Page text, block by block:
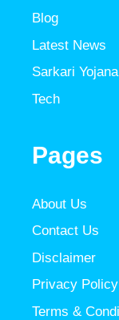
Blog
Latest News
Sarkari Yojana
Tech
Pages
About Us
Contact Us
Disclaimer
Privacy Policy
Terms &